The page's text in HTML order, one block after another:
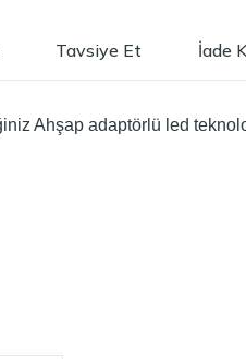
Tavsiye Et İade
Ahşap adaptörlü led